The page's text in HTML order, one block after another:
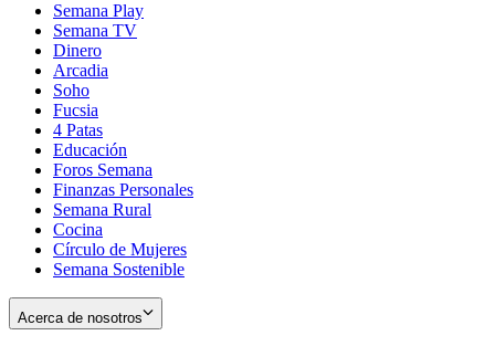
Semana Play
Semana TV
Dinero
Arcadia
Soho
in
new
window
Fucsia
in
new
window
4 Patas
Educación
Foros Semana
Finanzas Personales
Semana Rural
Cocina
Círculo de Mujeres
Semana Sostenible
Acerca de nosotros